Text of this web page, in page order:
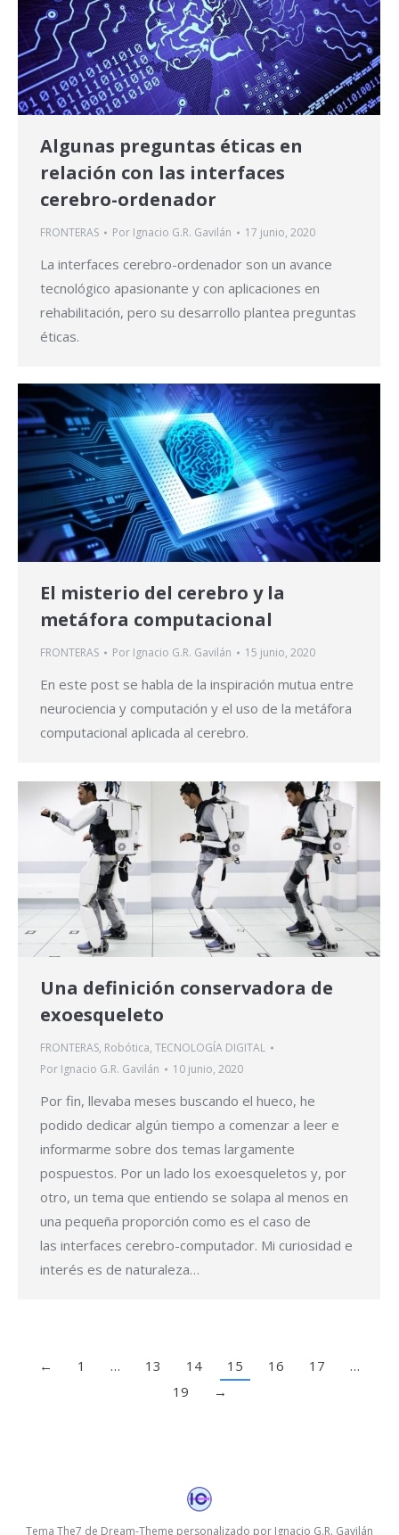
Algunas preguntas éticas en
relación con las interfaces
cerebro-ordenador
FRONTERAS Por Ignacio G.R. Gavilán 17 junio, 2020
La interfaces cerebro-ordenador son un avance
tecnológico apasionante y con aplicaciones en
rehabilitación, pero su desarrollo plantea preguntas
éticas.
El misterio del cerebro y la
metáfora computacional
FRONTERAS Por Ignacio G.R. Gavilán 15 junio, 2020
En este post se habla de la inspiración mutua entre
neurociencia y computación y el uso de la metáfora
computacional aplicada al cerebro.
Una definición conservadora de
exoesqueleto
FRONTERAS, Robótica, TECNOLOGÍA DIGITAL
Por Ignacio G.R. Gavilán 10 junio, 2020
Por fin, llevaba meses buscando el hueco, he
podido dedicar algún tiempo a comenzar a leer e
informarme sobre dos temas largamente
pospuestos. Por un lado los exoesqueletos y, por
otro, un tema que entiendo se solapa al menos en
una pequeña proporción como es el caso de
las interfaces cerebro-computador. Mi curiosidad e
interés es de naturaleza…
← 1 … 13 14 15 16 17
…
19
→
Tema The7 de Dream-Theme personalizado por Ignacio G.R. Gavilán